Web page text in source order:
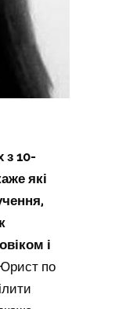
з 10-
які
і
по